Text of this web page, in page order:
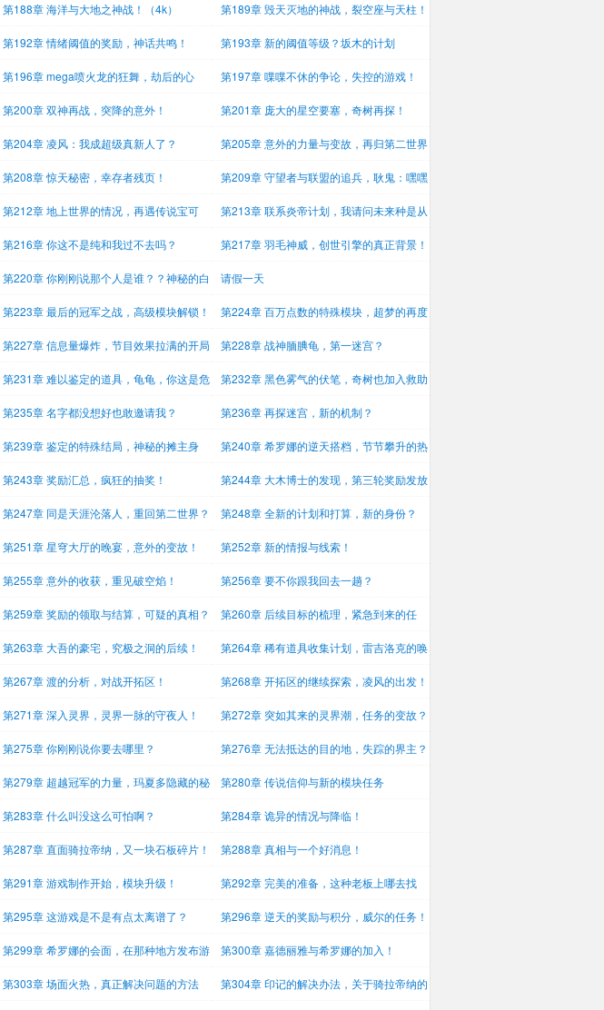
第188章 海洋与大地之神战！（4k）
第189章 毁天灭地的神战，裂空座与天柱！
（4k）
第192章 情绪阈值的奖励，神话共鸣！ 第193章 新的阈值等级？坂木的计划
第196章 mega喷火龙的狂舞，劫后的心
灵！
第197章 喋喋不休的争论，失控的游戏！
第200章 双神再战，突降的意外！ 第201章 庞大的星空要塞，奇树再探！
第204章 凌风：我成超级真新人了？ 第205章 意外的力量与变故，再归第二世界
第208章 惊天秘密，幸存者残页！
第209章 守望者与联盟的追兵，耿鬼：嘿嘿
第212章 地上世界的情况，再遇传说宝可
梦！
第213章 联系炎帝计划，我请问未来种是从
哪里来的？？
第216章 你这不是纯和我过不去吗？ 第217章 羽毛神威，创世引擎的真正背景！
第220章 你刚刚说那个人是谁？？神秘的白
请假一天
第223章 最后的冠军之战，高级模块解锁！
第224章 百万点数的特殊模块，超梦的再度
第227章 信息量爆炸，节目效果拉满的开局
测试
第228章 战神腼腆龟，第一迷宫？
第231章 难以鉴定的道具，龟龟，你这是危
房啊！
第232章 黑色雾气的伏笔，奇树也加入救助
队了？
第235章 名字都没想好也敢邀请我？ 第236章 再探迷宫，新的机制？
第239章 鉴定的特殊结局，神秘的摊主身
份？
第240章 希罗娜的逆天搭档，节节攀升的热
第243章 奖励汇总，疯狂的抽奖！
第244章 大木博士的发现，第三轮奖励发放
第247章 同是天涯沦落人，重回第二世界？ 第248章 全新的计划和打算，新的身份？
第251章 星穹大厅的晚宴，意外的变故！ 第252章 新的情报与线索！
第255章 意外的收获，重见破空焰！ 第256章 要不你跟我回去一趟？
第259章 奖励的领取与结算，可疑的真相？
第260章 后续目标的梳理，紧急到来的任
务！
第263章 大吾的豪宅，究极之洞的后续！
第264章 稀有道具收集计划，雷吉洛克的唤
第267章 渡的分析，对战开拓区！ 第268章 开拓区的继续探索，凌风的出发！
第271章 深入灵界，灵界一脉的守夜人！ 第272章 突如其来的灵界潮，任务的变故？
第275章 你刚刚说你要去哪里？ 第276章 无法抵达的目的地，失踪的界主？
第279章 超越冠军的力量，玛夏多隐藏的秘
第280章 传说信仰与新的模块任务
第283章 什么叫没这么可怕啊？ 第284章 诡异的情况与降临！
第287章 直面骑拉帝纳，又一块石板碎片！ 第288章 真相与一个好消息！
第291章 游戏制作开始，模块升级！
第292章 完美的准备，这种老板上哪去找
啊？
第295章 这游戏是不是有点太离谱了？ 第296章 逆天的奖励与积分，威尔的任务！
第299章 希罗娜的会面，在那种地方发布游
第300章 嘉德丽雅与希罗娜的加入！
第303章 场面火热，真正解决问题的方法
第304章 印记的解决办法，关于骑拉帝纳的